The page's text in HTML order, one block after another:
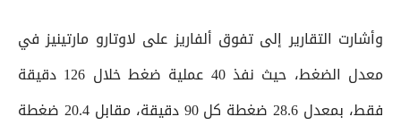
وأشارت التقارير إلى تفوق ألفاريز على لاوتارو مارتينيز في
معدل الضغط، حيث نفذ 40 عملية ضغط خلال 126 دقيقة
فقط، بمعدل 28.6 ضغطة كل 90 دقيقة، مقابل 20.4 ضغطة